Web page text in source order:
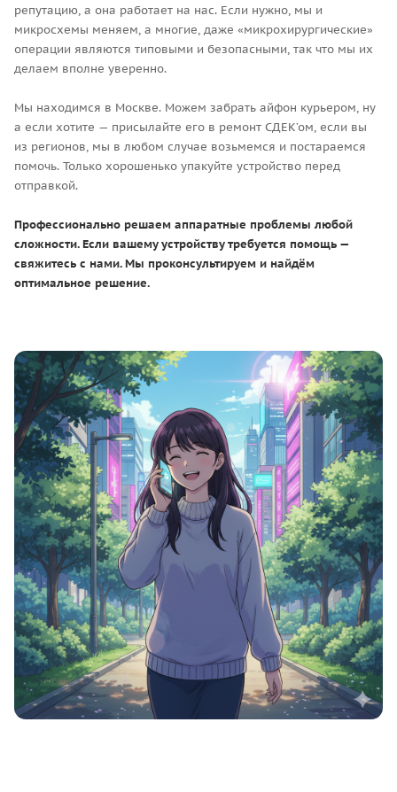
репутацию, а она работает на нас. Если нужно, мы и
микросхемы меняем, а многие, даже «микрохирургические»
операции являются типовыми и безопасными, так что мы их
делаем вполне уверенно.
Мы находимся в Москве. Можем забрать айфон курьером, ну
а если хотите — присылайте его в ремонт СДЕК’ом, если вы
из регионов, мы в любом случае возьмемся и постараемся
помочь. Только хорошенько упакуйте устройство перед
отправкой.
Профессионально решаем аппаратные проблемы любой
сложности. Если вашему устройству требуется помощь —
свяжитесь с нами. Мы проконсультируем и найдём
оптимальное решение.